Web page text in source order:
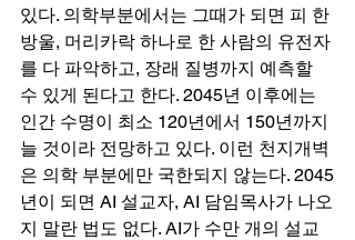
있다. 의학부분에서는 그때가 되면 피 한
방울, 머리카락 하나로 한 사람의 유전자
를 다 파악하고, 장래 질병까지 예측할
수 있게 된다고 한다. 2045년 이후에는
인간 수명이 최소 120년에서 150년까지
늘 것이라 전망하고 있다. 이런 천지개벽
은 의학 부분에만 국한되지 않는다. 2045
년이 되면 AI 설교자, AI 담임목사가 나오
지 말란 법도 없다. AI가 수만 개의 설교